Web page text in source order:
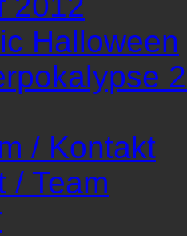
Halloween
/ Kontakt
/ Team